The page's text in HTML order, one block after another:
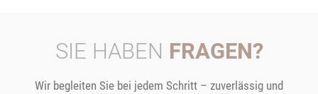
SIE HABEN FRAGEN?
Wir begleiten Sie bei jedem Schritt – zuverlässig und